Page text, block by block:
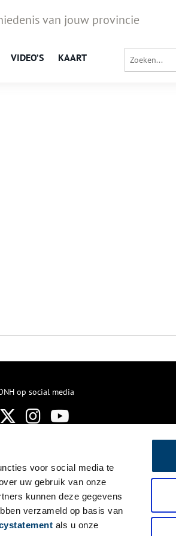
voor social media te
uw gebruik van onze
kunnen deze gegevens
verzameld op basis van
als u onze
van jouw provincie
VIDEO’S KAART
op social media